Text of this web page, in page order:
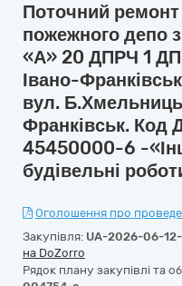
Поточний ремонт
пожежного депо
«А» 20 ДПРЧ 1
Івано-
вул.
Франківськ. Код
45450000-6 -
будівельні
Оголошення про
Закупівля: UA-2026-06-
на DoZorro
Рядок плану закупівлі та